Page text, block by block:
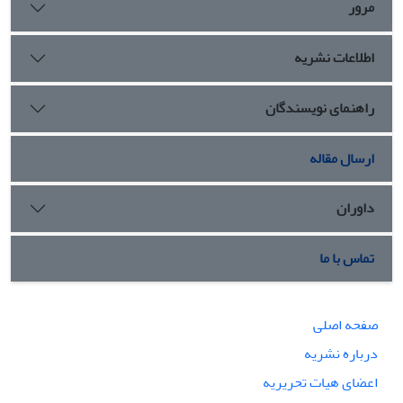
مرور
اطلاعات نشریه
راهنمای نویسندگان
ارسال مقاله
داوران
تماس با ما
صفحه اصلی
درباره نشریه
اعضای هیات تحریریه